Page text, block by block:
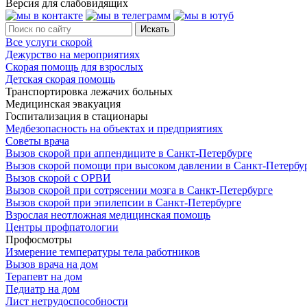
Версия для слабовидящих
Все услуги скорой
Дежурство на мероприятиях
Скорая помощь для взрослых
Детская скорая помощь
Транспортировка лежачих больных
Медицинская эвакуация
Госпитализация в стационары
Медбезопасность на объектах и предприятиях
Советы врача
Вызов скорой при аппендиците в Санкт-Петербурге
Вызов скорой помощи при высоком давлении в Санкт-
Вызов скорой с ОРВИ
Вызов скорой при сотрясении мозга в Санкт-Петербурге
Вызов скорой при эпилепсии в Санкт-Петербурге
Взрослая неотложная медицинская помощь
Центры профпатологии
Профосмотры
Измерение температуры тела работников
Вызов врача на дом
Терапевт на дом
Педиатр на дом
Лист нетрудоспособности